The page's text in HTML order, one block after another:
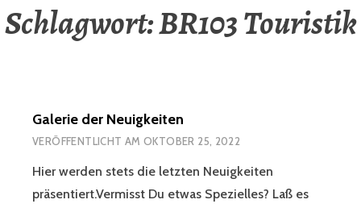
Schlagwort:BR103 Touristik
Galerie der Neuigkeiten
VERÖFFENTLICHT AMOKTOBER 25, 2022
Hier werden stets die letzten Neuigkeiten
präsentiert.Vermisst Du etwas Spezielles? Laß es